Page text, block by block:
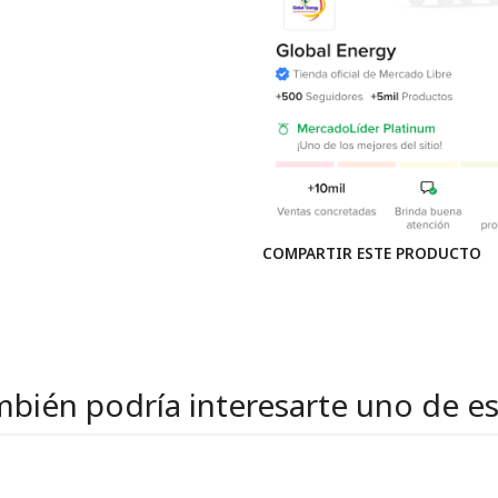
COMPARTIR ESTE PRODUCTO
podría interesarte uno de